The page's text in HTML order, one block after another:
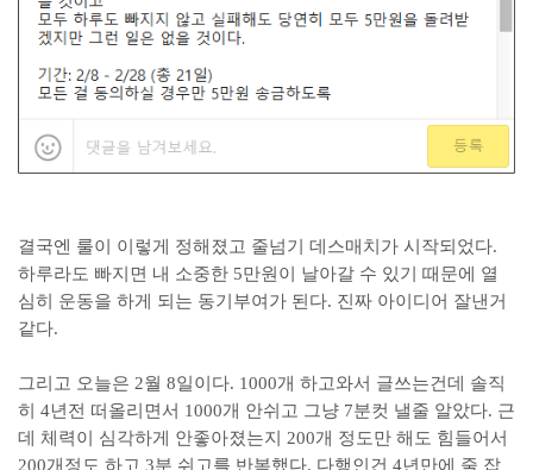
결국엔 룰이 이렇게 정해졌고 줄넘기 데스매치가 시작되었다.
하루라도 빠지면 내 소중한 5만원이 날아갈 수 있기 때문에 열
심히 운동을 하게 되는 동기부여가 된다. 진짜 아이디어 잘낸거
같다.
그리고 오늘은 2월 8일이다. 1000개 하고와서 글쓰는건데 솔직
히 4년전 떠올리면서 1000개 안쉬고 그냥 7분컷 낼줄 알았다. 근
데 체력이 심각하게 안좋아졌는지 200개 정도만 해도 힘들어서
200개정도 하고 3분 쉬고를 반복했다. 다행인건 4년만에 줄 잡